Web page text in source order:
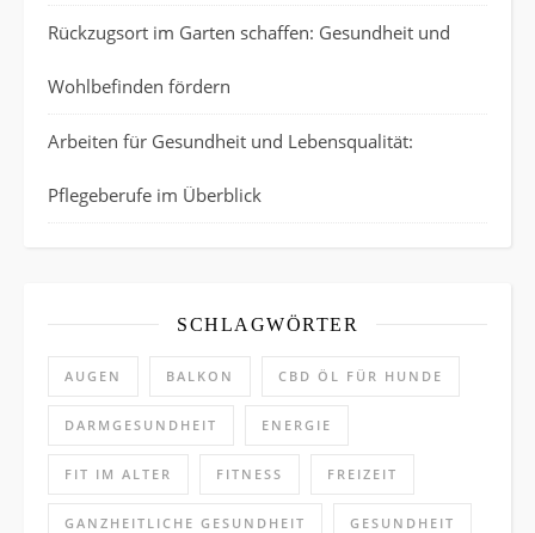
Rückzugsort im Garten schaffen: Gesundheit und
Wohlbefinden fördern
Arbeiten für Gesundheit und Lebensqualität:
Pflegeberufe im Überblick
SCHLAGWÖRTER
AUGEN BALKON CBD ÖL FÜR HUNDE
DARMGESUNDHEIT ENERGIE
FIT IM ALTER FITNESS FREIZEIT
GANZHEITLICHE GESUNDHEIT GESUNDHEIT